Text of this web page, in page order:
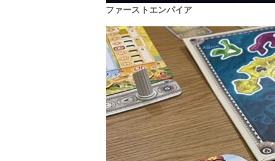
ファーストエンパイア